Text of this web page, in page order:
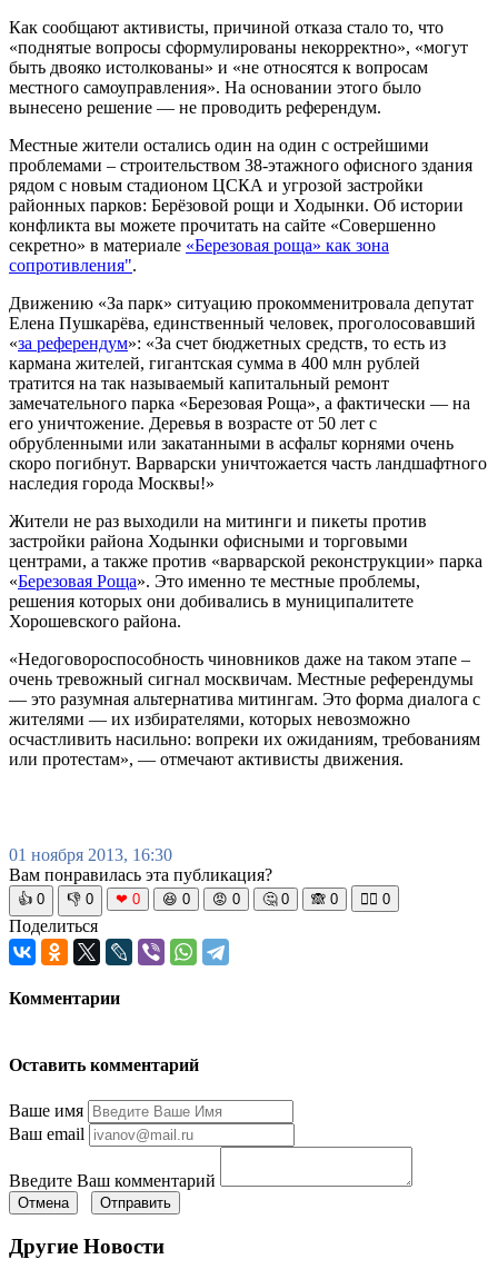
Как сообщают активисты, причиной отказа стало то, что
«поднятые вопросы сформулированы некорректно», «могут
быть двояко истолкованы» и «не относятся к вопросам
местного самоуправления». На основании этого было
вынесено решение — не проводить референдум.
Местные жители остались один на один с острейшими
проблемами – строительством 38-этажного офисного здания
рядом с новым стадионом ЦСКА и угрозой застройки
районных парков: Берёзовой рощи и Ходынки. Об истории
конфликта вы можете прочитать на сайте «Совершенно
секретно» в материале «Березовая роща» как зона
сопротивления".
Движению «За парк» ситуацию прокомменитровала депутат
Елена Пушкарёва, единственный человек, проголосовавший
«за референдум»: «За счет бюджетных средств, то есть из
кармана жителей, гигантская сумма в 400 млн рублей
тратится на так называемый капитальный ремонт
замечательного парка «Березовая Роща», а фактически — на
его уничтожение. Деревья в возрасте от 50 лет с
обрубленными или закатанными в асфальт корнями очень
скоро погибнут. Варварски уничтожается часть ландшафтного
наследия города Москвы!»
Жители не раз выходили на митинги и пикеты против
застройки района Ходынки офисными и торговыми
центрами, а также против «варварской реконструкции» парка
«Березовая Роща». Это именно те местные проблемы,
решения которых они добивались в муниципалитете
Хорошевского района.
«Недоговороспособность чиновников даже на таком этапе –
очень тревожный сигнал москвичам. Местные референдумы
— это разумная альтернатива митингам. Это форма диалога с
жителями — их избирателями, которых невозможно
осчастливить насильно: вопреки их ожиданиям, требованиям
или протестам», — отмечают активисты движения.
01 ноября 2013, 16:30
Вам понравилась эта публикация?
👍 0 👎 0 ❤ 0 😆 0 😡 0 🤔 0 🙈 0 🧘‍♀️ 0
Поделиться
Комментарии
Оставить комментарий
Ваше имя
Ваш email
Введите Ваш комментарий
Отмена Отправить
Другие Новости